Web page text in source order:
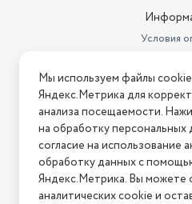
Условия
Условия
Нашли ошибку на
2026 © Интернет-магазин
Политика
Мы используем файлы
Яндекс.Метрика для
анализа посещаемости.
на обработку персональных
согласие на использование
обработку данных с
Яндекс.Метрика. Вы можете
аналитических cookie и